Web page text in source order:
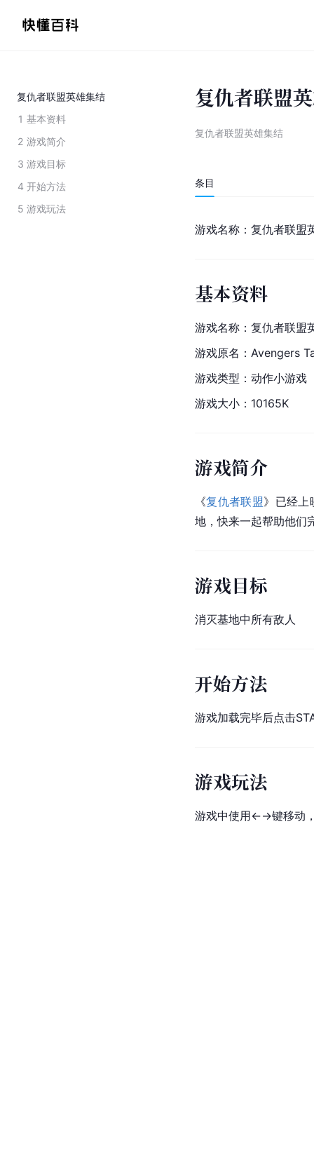
复仇者联盟英雄集结
1 基本资料
2 游戏简介
3 游戏目标
4 开始方法
5 游戏玩法
复仇者联盟
复仇者联盟英雄集结
条目
游戏名称：复仇者联盟
基本资料
游戏名称：复仇者联盟
游戏原名：Avengers
游戏类型：动作小游戏
游戏大小：10165K
游戏简介
《复仇者联盟》已经上
地，快来一起帮助他们
游戏目标
消灭基地中所有敌人
开始方法
游戏加载完毕后点击
游戏玩法
游戏中使用←→键移动